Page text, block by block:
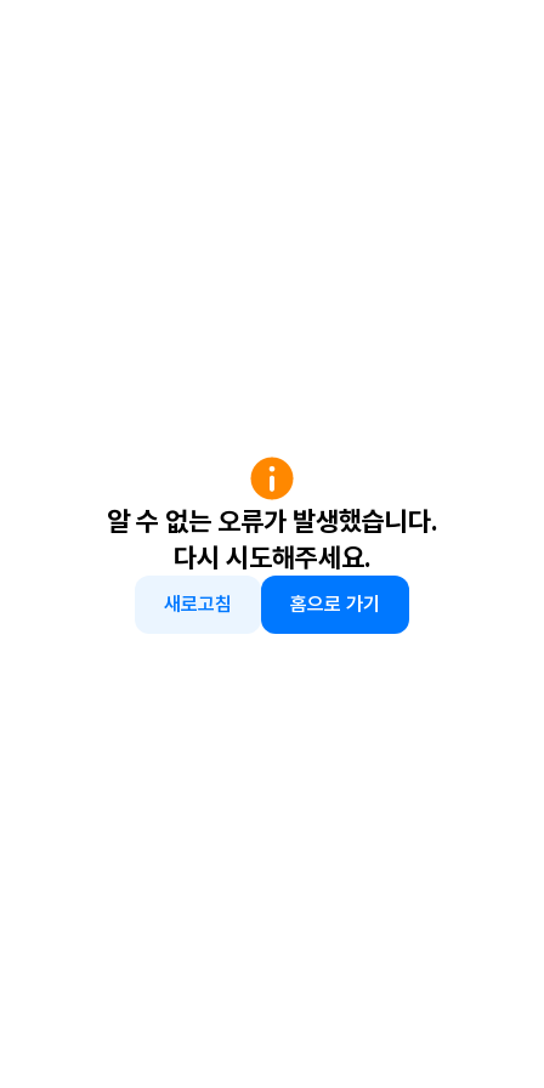
알 수 없는 오류가 발생했습니다.
다시 시도해주세요.
새로고침 홈으로 가기